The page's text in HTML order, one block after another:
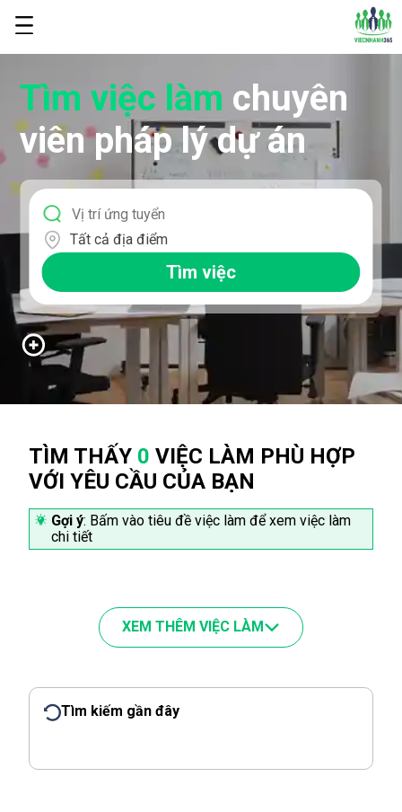
Tìm việc làm chuyên
viên pháp lý dự án
Tất cả địa điểm
Tìm việc
TÌM THẤY 0 VIỆC LÀM PHÙ HỢP
VỚI YÊU CẦU CỦA BẠN
Gợi ý: Bấm vào tiêu đề việc làm để xem việc làm
chi tiết
XEM THÊM VIỆC LÀM
Tìm kiếm gần đây